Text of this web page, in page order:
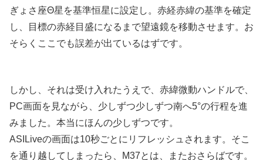
ぎょさ座Θ星を基準恒星に設定し。赤経赤緯の基準を確定
し、目標の赤経目盛になるまで望遠鏡を移動させます。お
そらくここでも誤差が出ているはずです。
しかし、それは受け入れたうえで、赤緯微動ハンドルで、
PC画面を見ながら、少しずつ少しずつ南へ5°の行程を進
みました。本当にほんの少しずつです。
ASILiveの画面は10秒ごとにリフレッシュされます。そこ
を通り越してしまったら、M37とは、またおさらばです。